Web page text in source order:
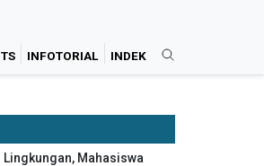
INFOTORIAL INDEK
Lingkungan, Mahasiswa